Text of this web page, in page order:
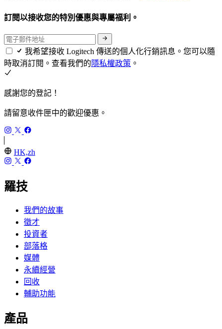
訂閱以接收您的特別優惠與專屬福利。
我希望接收 Logitech 傳送的個人化行銷訊息。您可以隨
時取消訂閱。查看我們的隱私權政策 。
感謝您的登記！
請留意收件匣中的歡迎優惠。
HK,zh
羅技
我們的故事
徵才
投資者
部落格
媒體
永續經營
回收
輔助功能
產品